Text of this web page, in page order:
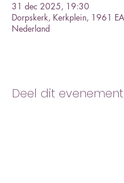
31 dec 2025, 19:30
Dorpskerk, Kerkplein, 1961
Nederland
Deel dit evenement